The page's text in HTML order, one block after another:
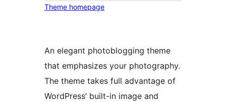
Theme homepage
An elegant photoblogging theme
that emphasizes your photography.
The theme takes full advantage of
WordPress’ built-in image and